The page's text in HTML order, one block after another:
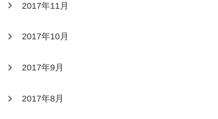
2017年11月
2017年10月
2017年9月
2017年8月